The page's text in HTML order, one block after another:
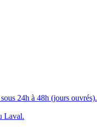
24h à 48h (jours ouvrés).
Laval.